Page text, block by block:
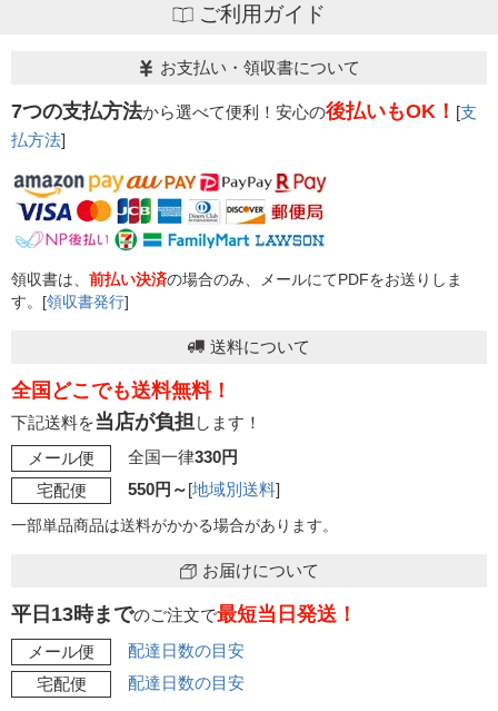
ご利用ガイド
お支払い・領収書について
7つの支払方法から選べて便利！安心の後払いもOK！ [支
払方法]
領収書は、 前払い決済の場合のみ、メールにてPDFをお送りしま
す。[領収書発行]
送料について
全国どこでも送料無料！
下記送料を当店が負担 します！
メール便
全国一律330円
宅配便
550円～[地域別送料]
一部単品商品は送料がかかる場合があります。
お届けについて
平日13時までのご注文で最短当日発送！
メール便
配達日数の目安
宅配便
配達日数の目安